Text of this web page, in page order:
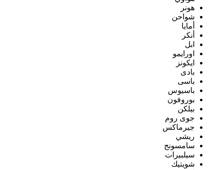
هونر
شواحن
أمايا
أنكر
ابل
اورايمو
ايكونز
بادى
باسى
باسيوس
بوروفون
بيلكن
جوى روم
جيرماكس
ريشي
سامسونج
سيلبيرات
شويتيك